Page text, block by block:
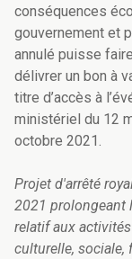
conséquences
gouvernement et
annulé puisse
délivrer un bon à
titre d’accès à
ministériel du 12
octobre 2021.
Projet d'arrêté
2021 prolongeant
relatif aux
culturelle, sociale,